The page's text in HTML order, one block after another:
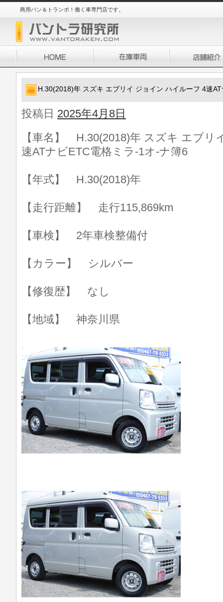
商用バン＆トランポ！働く車専門店です。
H.30(2018)年 スズキ エブリイ ジョイン ハイルーフ 4速
投稿日 2025年4月8日
【車名】 H.30(2018)年 スズキ エブリ
速ATナビETC電格ミラ-1オ-ナ簿6
【年式】 H.30(2018)年
【走行距離】 走行115,869km
【車検】 2年車検整備付
【カラー】 シルバー
【修復歴】 なし
【地域】 神奈川県